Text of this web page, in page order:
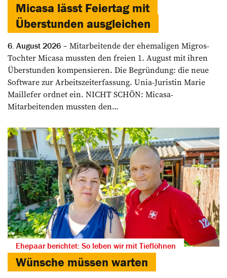
Micasa lässt Feiertag mit
Überstunden ausgleichen
6. August 2026
Mitarbeitende der ehemaligen Migros-
Tochter Micasa mussten den freien 1. August mit ihren
Überstunden kompensieren. Die Begründung: die neue
Software zur Arbeitszeiterfassung. Unia-Juristin Marie
Maillefer ordnet ein. NICHT SCHÖN: Micasa-
Mitarbeitenden mussten den...
Ehepaar berichtet: So leben wir mit Tieflöhnen
Wünsche müssen warten